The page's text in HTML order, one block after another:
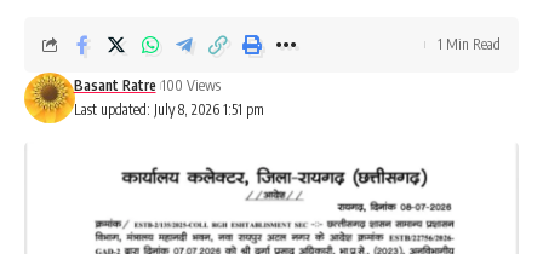
Last updated: July 8, 2026 1:51 pm
Basant Ratre 100 Views
1 Min Read